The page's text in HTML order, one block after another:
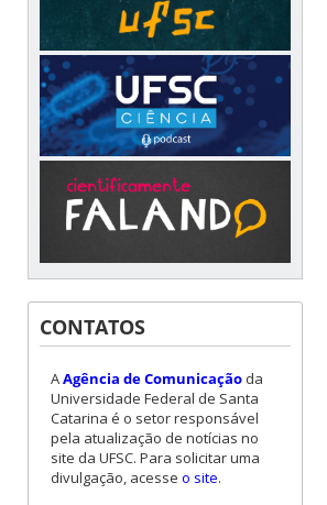
CONTATOS
AAgência de Comunicaçãoda
Universidade Federal de Santa
Catarina é o setor responsável
pela atualização de notícias no
site da UFSC. Para solicitar uma
divulgação, acesse o site.